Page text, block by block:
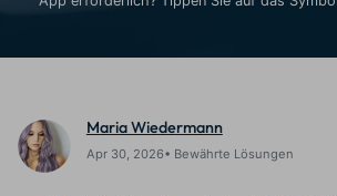
Trends
Kickstart Bootcamp
Lernen, ausdrücken und
erweitern Sie Ihre
Erfahren
und Kunden
KAUFEN
Suchen
Maria Wiedermann
Apr 30, 2026• Bewährte Lösungen